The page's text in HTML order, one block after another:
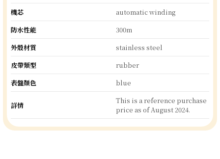
機芯
automatic winding
防水性能
300m
外殼材質
stainless steel
皮帶類型
rubber
表盤顏色
blue
詳情
This is a reference purchase
price as of August 2024.